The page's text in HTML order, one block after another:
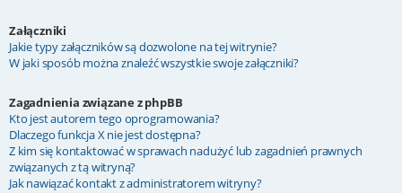
Załączniki
Jakie typy załączników są dozwolone na tej witrynie?
W jaki sposób można znaleźć wszystkie swoje załączniki?
Zagadnienia związane z phpBB
Kto jest autorem tego oprogramowania?
Dlaczego funkcja X nie jest dostępna?
Z kim się kontaktować w sprawach nadużyć lub zagadnień prawnych
związanych z tą witryną?
Jak nawiązać kontakt z administratorem witryny?